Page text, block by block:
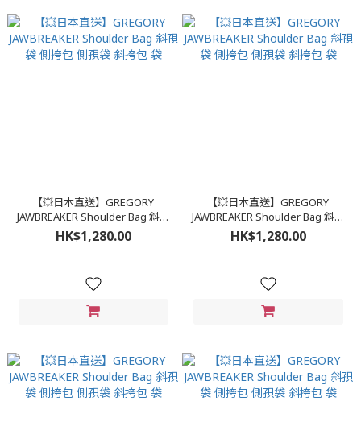
【💥日本直送】GREGORY
JAWBREAKER Shoulder Bag 斜孭
袋 側挎包 側孭袋 斜挎包 袋
HK$1,280.00
【💥日本直送】GREGORY
JAWBREAKER Shoulder Bag 斜孭
袋 側挎包 側孭袋 斜挎包 袋
HK$1,280.00